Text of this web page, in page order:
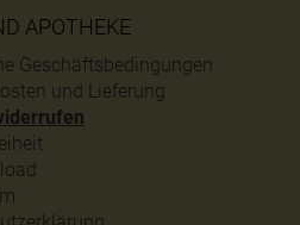
APOTHEKE
Geschäftsbedingungen
und Lieferung